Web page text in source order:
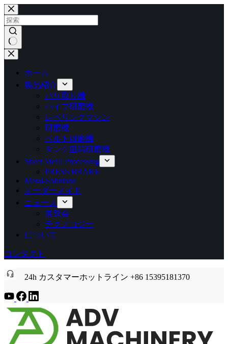
コ
ン
テ
ン
ツ
へ
結
ホーム
製品紹介
バリ取り機
パイプ研磨機
レベリングマシン
研磨機
ベルト研磨機
タンク皿端研磨機
Sheet Metal Processing
PRESS BRAKE
Metal-Solutions
オーダーメイド
ニュース
展覧会
テクノロジー
について
コンタクト
24h カスタマーホットライン +86 15395181370